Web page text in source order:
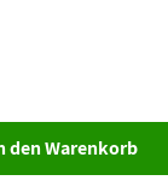
den Warenkorb